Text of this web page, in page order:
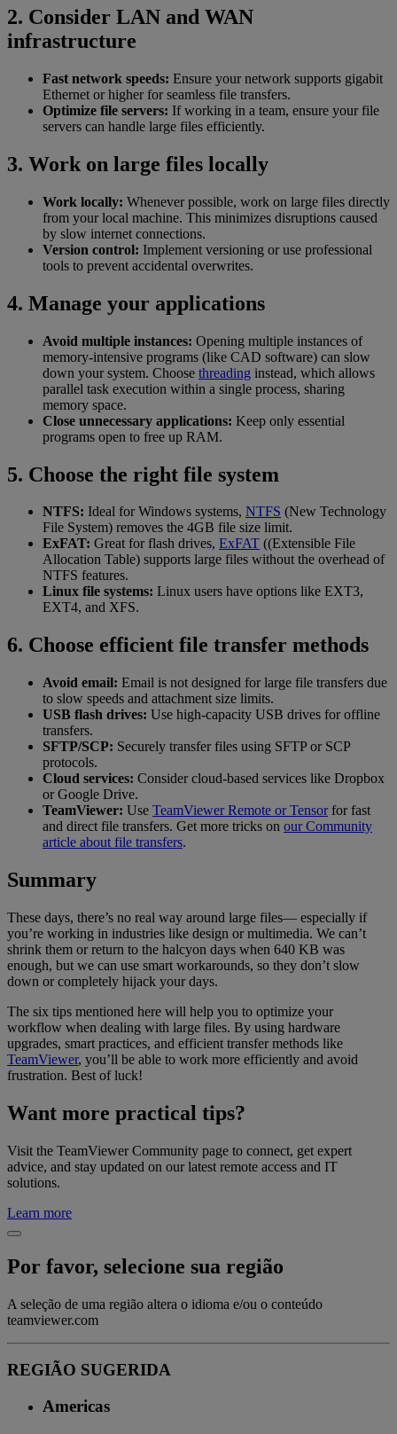
2. Consider LAN and WAN
infrastructure
Fast network speeds: Ensure your network supports gigabit
Ethernet or higher for seamless file transfers.
Optimize file servers: If working in a team, ensure your file
servers can handle large files efficiently.
3. Work on large files locally
Work locally: Whenever possible, work on large files directly
from your local machine. This minimizes disruptions caused
by slow internet connections.
Version control: Implement versioning or use professional
tools to prevent accidental overwrites.
4. Manage your applications
Avoid multiple instances: Opening multiple instances of
memory-intensive programs (like CAD software) can slow
down your system. Choose threading instead, which allows
parallel task execution within a single process, sharing
memory space.
Close unnecessary applications: Keep only essential
programs open to free up RAM.
5. Choose the right file system
NTFS: Ideal for Windows systems, NTFS (New Technology
File System) removes the 4GB file size limit.
ExFAT: Great for flash drives, ExFAT ((Extensible File
Allocation Table) supports large files without the overhead of
NTFS features.
Linux file systems: Linux users have options like EXT3,
EXT4, and XFS.
6. Choose efficient file transfer methods
Avoid email: Email is not designed for large file transfers due
to slow speeds and attachment size limits.
USB flash drives: Use high-capacity USB drives for offline
transfers.
SFTP/SCP: Securely transfer files using SFTP or SCP
protocols.
Cloud services: Consider cloud-based services like Dropbox
or Google Drive.
TeamViewer: Use TeamViewer Remote or Tensorfor fast
and direct file transfers. Get more tricks on our Community
article about file transfers.
Summary
These days, there’s no real way around large files— especially if
you’re working in industries like design or multimedia. We can’t
shrink them or return to the halcyon days when 640 KB was
enough, but we can use smart workarounds, so they don’t slow
down or completely hijack your days.
The six tips mentioned here will help you to optimize your
workflow when dealing with large files. By using hardware
upgrades, smart practices, and efficient transfer methods like
TeamViewer, you’ll be able to work more efficiently and avoid
frustration. Best of luck!
Want more practical tips?
Visit the TeamViewer Community page to connect, get expert
advice, and stay updated on our latest remote access and IT
solutions.
Learn more
Por favor, selecione sua região
A seleção de uma região altera o idioma e/ou o conteúdo
teamviewer.com
REGIÃO SUGERIDA
Americas